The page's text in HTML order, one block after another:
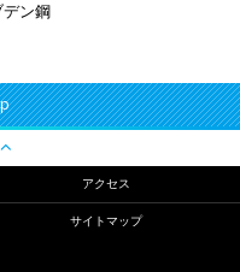
ン鋼
アクセス
サイトマップ